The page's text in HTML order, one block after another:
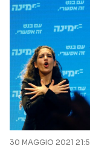
30 MAGGIO 2021